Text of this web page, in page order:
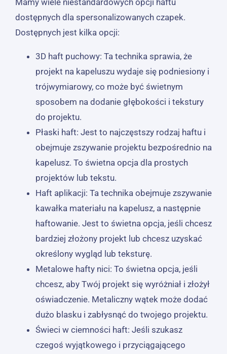
dostępnych dla spersonalizowanych czapek.
Dostępnych jest kilka opcji:
3D haft puchowy: Ta technika sprawia, że ​​
projekt na kapeluszu wydaje się podniesiony i
trójwymiarowy, co może być świetnym
sposobem na dodanie głębokości i tekstury
do projektu.
Płaski haft: Jest to najczęstszy rodzaj haftu i
obejmuje zszywanie projektu bezpośrednio na
kapelusz. To świetna opcja dla prostych
projektów lub tekstu.
Haft aplikacji: Ta technika obejmuje zszywanie
kawałka materiału na kapelusz, a następnie
haftowanie. Jest to świetna opcja, jeśli chcesz
bardziej złożony projekt lub chcesz uzyskać
określony wygląd lub teksturę.
Metalowe hafty nici: To świetna opcja, jeśli
chcesz, aby Twój projekt się wyróżniał i złożył
oświadczenie. Metaliczny wątek może dodać
dużo blasku i zabłysnąć do twojego projektu.
Świeci w ciemności haft: Jeśli szukasz
czegoś wyjątkowego i przyciągającego